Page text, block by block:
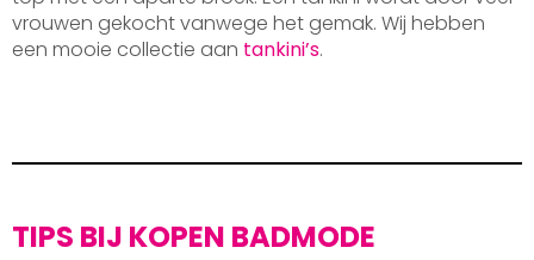
vrouwen gekocht vanwege het gemak. Wij hebben
een mooie collectie aan tankini’s.
TIPS BIJ KOPEN BADMODE